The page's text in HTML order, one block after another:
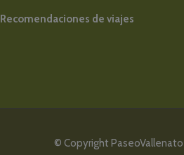
Recomendaciones de viajes
© Copyright